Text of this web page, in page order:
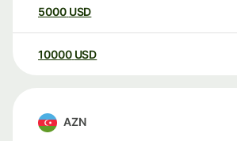
5000 USD
10000 USD
AZN